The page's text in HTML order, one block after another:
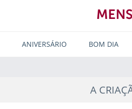
ANIVERSÁRIO BOM DIA
A